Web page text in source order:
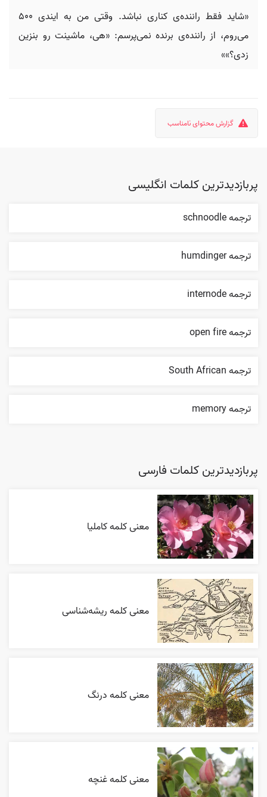
«شاید فقط راننده‌ی کناری نباشد. وقتی من به ایندی ۵۰۰
می‌روم، از راننده‌ی برنده نمی‌پرسم: «هی، ماشینت رو بنزین
زدی؟»»
گزارش محتوای نامناسب
پربازدیدترین کلمات انگلیسی
ترجمه schnoodle
ترجمه humdinger
ترجمه internode
ترجمه open fire
ترجمه South African
ترجمه memory
پربازدیدترین کلمات فارسی
معنی کلمه کاملیا
معنی کلمه ریشه‌شناسی
معنی کلمه درنگ
معنی کلمه غنچه